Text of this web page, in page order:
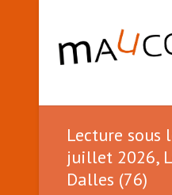
Lecture sous
juillet 2026,
Dalles (76)